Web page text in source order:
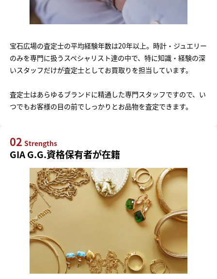
宝石広場の査定士の平均経験年数は20年以上。時計・ジュエリー
のみを専門に扱うスペシャリスト達の中で、特に知識・経験の深
いスタッフだけが査定士としてお買取りを担当しています。
査定士はあらゆるブランドに精通した専門スタッフですので、い
つでもお客様の目の前でしっかりとお品物を査定できます。
02 Strengths
GIA G.G.資格保有者が在籍